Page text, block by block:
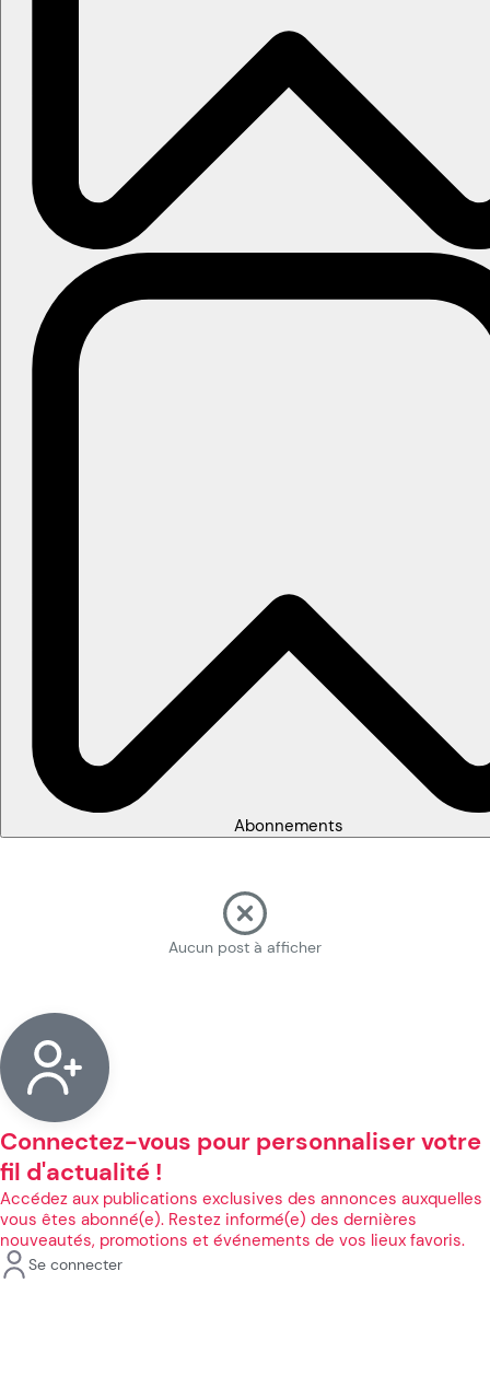
Abonnements
Aucun post à afficher
Connectez-vous pour personnaliser votre
fil d'actualité !
Accédez aux publications exclusives des annonces auxquelles
vous êtes abonné(e). Restez informé(e) des dernières
nouveautés, promotions et événements de vos lieux favoris.
Se connecter